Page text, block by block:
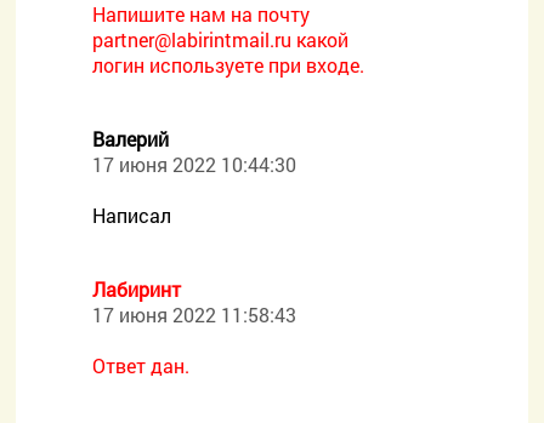
Напишите нам на почту
partner@labirintmail.ru какой
логин используете при входе.
Валерий
17 июня 2022 10:44:30
Написал
Лабиринт
17 июня 2022 11:58:43
Ответ дан.